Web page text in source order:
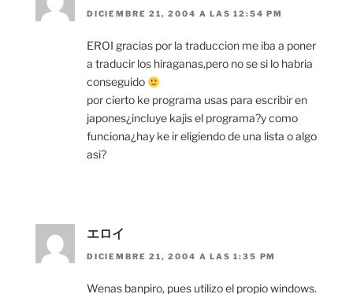
DICIEMBRE 21, 2004 A LAS 12:54 PM
EROI gracias por la traduccion me iba a poner
a traducir los hiraganas,pero no se si lo habria
conseguido
por cierto ke programa usas para escribir en
japones¿incluye kajis el programa?y como
funciona¿hay ke ir eligiendo de una lista o algo
asi?
エロイ
DICIEMBRE 21, 2004 A LAS 1:35 PM
Wenas banpiro, pues utilizo el propio windows.